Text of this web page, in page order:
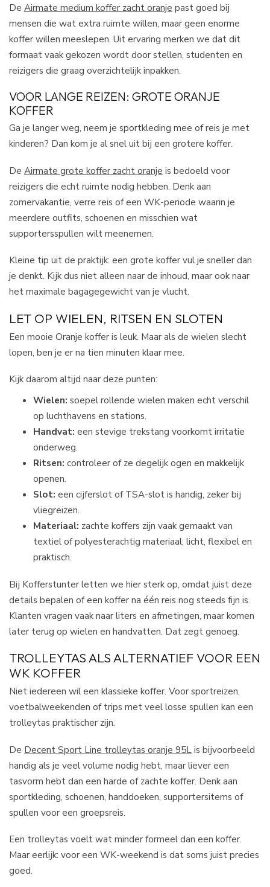
De Airmate medium koffer zacht oranje past goed bij
mensen die wat extra ruimte willen, maar geen enorme
koffer willen meeslepen. Uit ervaring merken we dat dit
formaat vaak gekozen wordt door stellen, studenten en
reizigers die graag overzichtelijk inpakken.
VOOR LANGE REIZEN: GROTE ORANJE
KOFFER
Ga je langer weg, neem je sportkleding mee of reis je met
kinderen? Dan kom je al snel uit bij een grotere koffer.
De Airmate grote koffer zacht oranje is bedoeld voor
reizigers die echt ruimte nodig hebben. Denk aan
zomervakantie, verre reis of een WK-periode waarin je
meerdere outfits, schoenen en misschien wat
supportersspullen wilt meenemen.
Kleine tip uit de praktijk: een grote koffer vul je sneller dan
je denkt. Kijk dus niet alleen naar de inhoud, maar ook naar
het maximale bagagegewicht van je vlucht.
LET OP WIELEN, RITSEN EN SLOTEN
Een mooie Oranje koffer is leuk. Maar als de wielen slecht
lopen, ben je er na tien minuten klaar mee.
Kijk daarom altijd naar deze punten:
Wielen: soepel rollende wielen maken echt verschil
op luchthavens en stations.
Handvat: een stevige trekstang voorkomt irritatie
onderweg.
Ritsen: controleer of ze degelijk ogen en makkelijk
openen.
Slot: een cijferslot of TSA-slot is handig, zeker bij
vliegreizen.
Materiaal: zachte koffers zijn vaak gemaakt van
textiel of polyesterachtig materiaal; licht, flexibel en
praktisch.
Bij Kofferstunter letten we hier sterk op, omdat juist deze
details bepalen of een koffer na één reis nog steeds fijn is.
Klanten vragen vaak naar liters en afmetingen, maar komen
later terug op wielen en handvatten. Dat zegt genoeg.
TROLLEYTAS ALS ALTERNATIEF VOOR EEN
WK KOFFER
Niet iedereen wil een klassieke koffer. Voor sportreizen,
voetbalweekenden of trips met veel losse spullen kan een
trolleytas praktischer zijn.
De Decent Sport Line trolleytas oranje 95Lis bijvoorbeeld
handig als je veel volume nodig hebt, maar liever een
tasvorm hebt dan een harde of zachte koffer. Denk aan
sportkleding, schoenen, handdoeken, supportersitems of
spullen voor een groepsreis.
Een trolleytas voelt wat minder formeel dan een koffer.
Maar eerlijk: voor een WK-weekend is dat soms juist precies
goed.